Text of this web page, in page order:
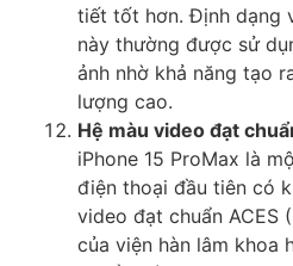
tiết tốt hơn. Định dạng
này thường được sử
ảnh nhờ khả năng tạo
lượng cao.
Hệ màu video đạt
iPhone 15 ProMax là
điện thoại đầu tiên có
video đạt chuẩn ACES
của viện hàn lâm khoa